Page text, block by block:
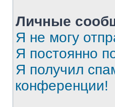
Личные
Я не могу
Я постоянно
Я получил
конференции!